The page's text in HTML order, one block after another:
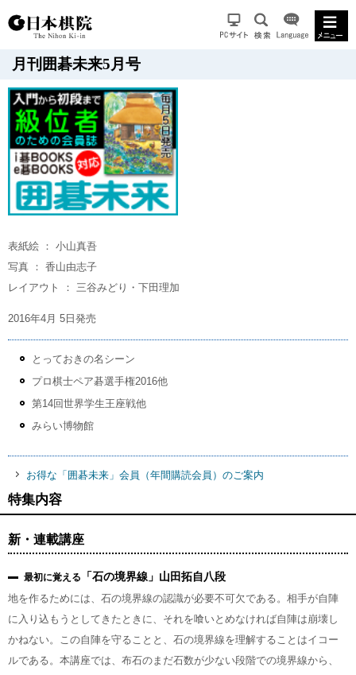
月刊囲碁未来5月号
表紙絵 ： 小山真吾
写真 ： 香山由志子
レイアウト ： 三谷みどり・下田理加
2016年4月 5日発売
とっておきの名シーン
プロ棋士ペア碁選手権2016他
第14回世界学生王座戦他
みらい博物館
お得な「囲碁未来」会員（年間購読会員）のご案内
特集内容
新・連載講座
最初に覚える
「石の境界線」山田拓自八段
地を作るためには、石の境界線の認識が必要不可欠である。相手が自陣
に入り込もうとしてきたときに、それを喰いとめなければ自陣は崩壊し
かねない。この自陣を守ることと、石の境界線を理解することはイコー
ルである。本講座では、布石のまだ石数が少ない段階での境界線から、